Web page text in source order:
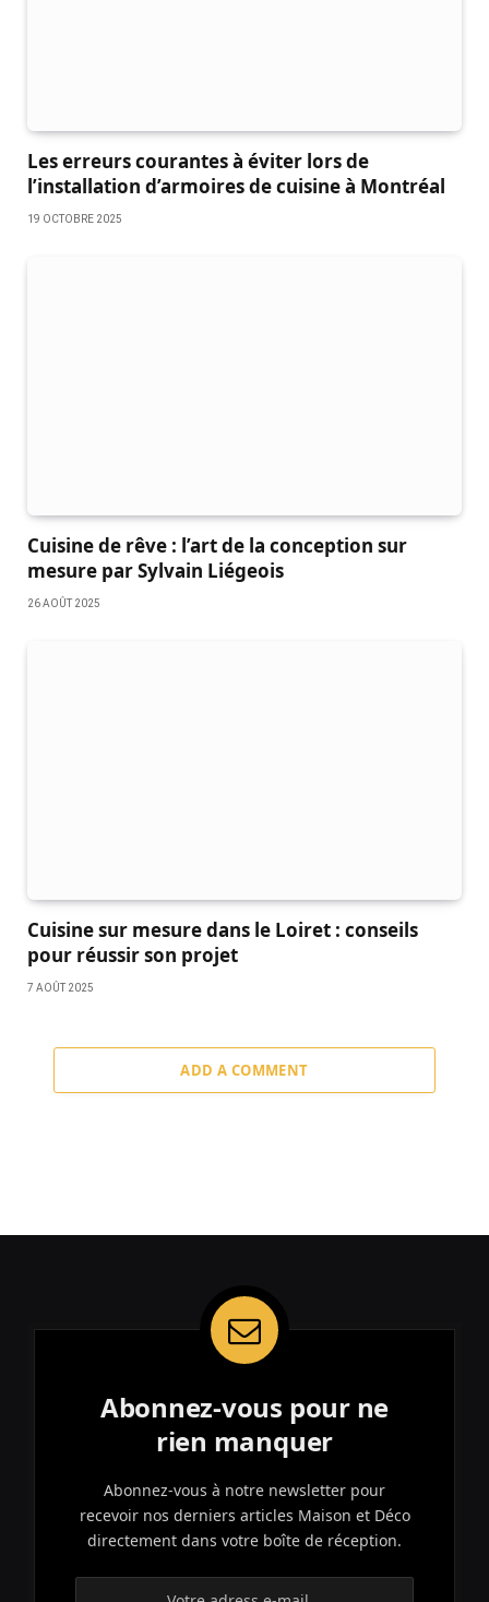
Les erreurs courantes à éviter lors de
l’installation d’armoires de cuisine à Montréal
19 OCTOBRE 2025
Cuisine de rêve : l’art de la conception sur
mesure par Sylvain Liégeois
26 AOÛT 2025
Cuisine sur mesure dans le Loiret : conseils
pour réussir son projet
7 AOÛT 2025
ADD A COMMENT
Abonnez-vous pour ne
rien manquer
Abonnez-vous à notre newsletter pour
recevoir nos derniers articles Maison et Déco
directement dans votre boîte de réception.